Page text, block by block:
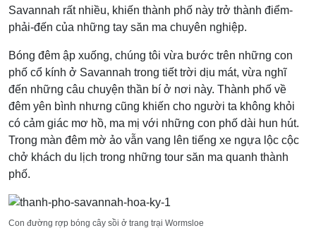
Savannah rất nhiều, khiến thành phố này trở thành điểm-
phải-đến của những tay săn ma chuyên nghiệp.
Bóng đêm ập xuống, chúng tôi vừa bước trên những con
phố cổ kính ở Savannah trong tiết trời dịu mát, vừa nghĩ
đến những câu chuyện thần bí ở nơi này. Thành phố về
đêm yên bình nhưng cũng khiến cho người ta không khỏi
có cảm giác mơ hồ, ma mị với những con phố dài hun hút.
Trong màn đêm mờ ảo vẫn vang lên tiếng xe ngựa lộc cộc
chở khách du lịch trong những tour săn ma quanh thành
phố.
Con đường rợp bóng cây sồi ở trang trại Wormsloe